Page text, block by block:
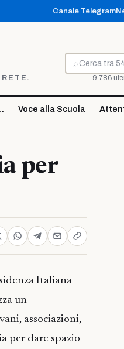
Canale Telegram
⌕
Cerca
9.786
Voce alla Scuola
per
Italiana
un
associazioni,
per dare spazio